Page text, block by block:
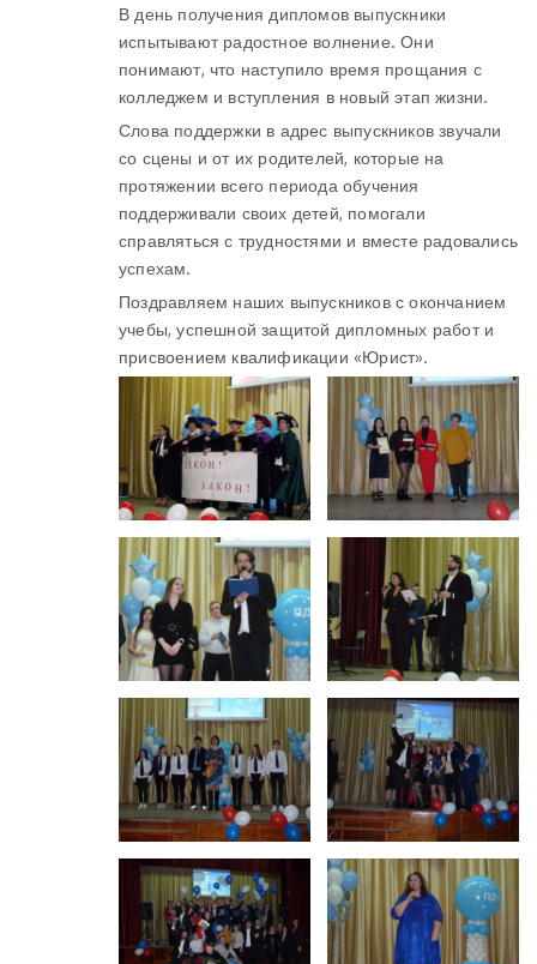
В день получения дипломов выпускники
испытывают радостное волнение. Они
понимают, что наступило время прощания с
колледжем и вступления в новый этап жизни.
Слова поддержки в адрес выпускников звучали
со сцены и от их родителей, которые на
протяжении всего периода обучения
поддерживали своих детей, помогали
справляться с трудностями и вместе радовались
успехам.
Поздравляем наших выпускников с окончанием
учебы, успешной защитой дипломных работ и
присвоением квалификации «Юрист».